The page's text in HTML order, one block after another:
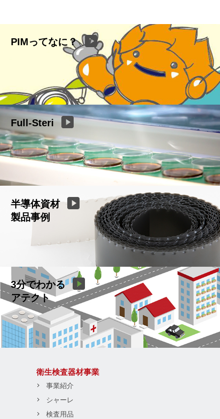
PIMってなに？
Full-Steri
半導体資材
製品事例
3分でわかる
アテクト
衛生検査器材事業
事業紹介
シャーレ
検査用品